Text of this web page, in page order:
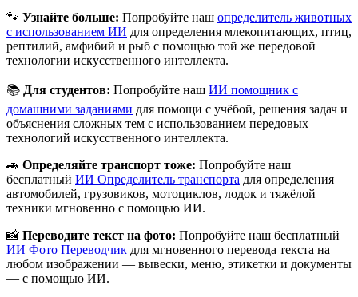
🐾 Узнайте больше: Попробуйте наш определитель животных
с использованием ИИ для определения млекопитающих, птиц,
рептилий, амфибий и рыб с помощью той же передовой
технологии искусственного интеллекта.
📚 Для студентов: Попробуйте наш ИИ помощник с
домашними заданиями для помощи с учёбой, решения задач и
объяснения сложных тем с использованием передовых
технологий искусственного интеллекта.
🚗 Определяйте транспорт тоже: Попробуйте наш
бесплатный ИИ Определитель транспорта для определения
автомобилей, грузовиков, мотоциклов, лодок и тяжёлой
техники мгновенно с помощью ИИ.
📸 Переводите текст на фото: Попробуйте наш бесплатный
ИИ Фото Переводчик для мгновенного перевода текста на
любом изображении — вывески, меню, этикетки и документы
— с помощью ИИ.